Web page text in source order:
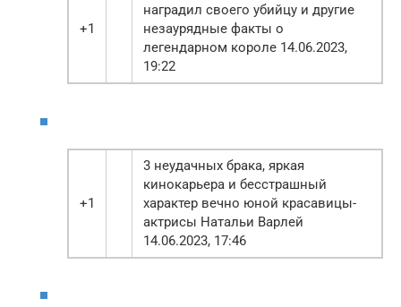
+1
наградил своего убийцу и другие
незаурядные факты о
легендарном короле 14.06.2023,
19:22
+1
3 неудачных брака, яркая
кинокарьера и бесстрашный
характер вечно юной красавицы-
актрисы Натальи Варлей
14.06.2023, 17:46